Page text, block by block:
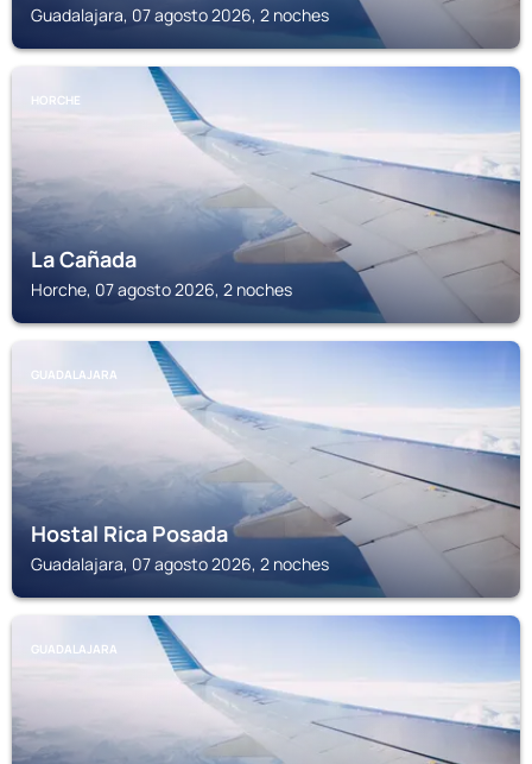
Guadalajara, 07 agosto 2026, 2 noches
HORCHE
La Cañada
Horche, 07 agosto 2026, 2 noches
GUADALAJARA
Hostal Rica Posada
Guadalajara, 07 agosto 2026, 2 noches
GUADALAJARA